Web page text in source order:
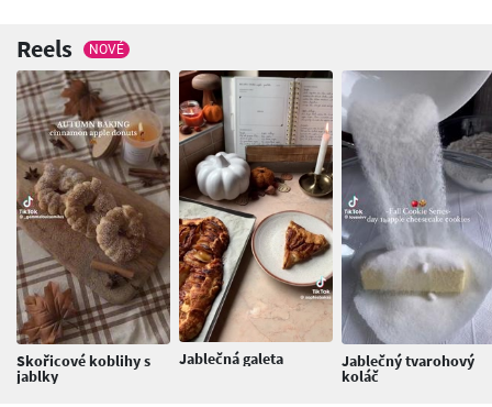
Reels NOVÉ
Skořicové koblihy s
jablky
Jablečná galeta Jablečný tvarohový
koláč